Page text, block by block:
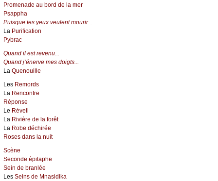
Promenade au bord de la mer
Psappha
Puisque tes yeux veulent mourir...
La Purification
Pybrac
Quand il est revenu...
Quand j’énerve mes doigts...
La Quenouille
Les Remords
La Rencontre
Réponse
Le Réveil
La Rivière de la forêt
La Robe déchirée
Roses dans la nuit
Scène
Seconde épitaphe
Sein de branlée
Les Seins de Mnasidika